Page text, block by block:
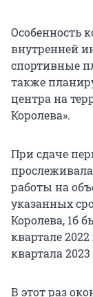
Особенность
внутренней
спортивные
также
центра на
Королева».
При сдаче
работы на
указанных
Королева, 1б
квартале
квартала 2023
В этот раз